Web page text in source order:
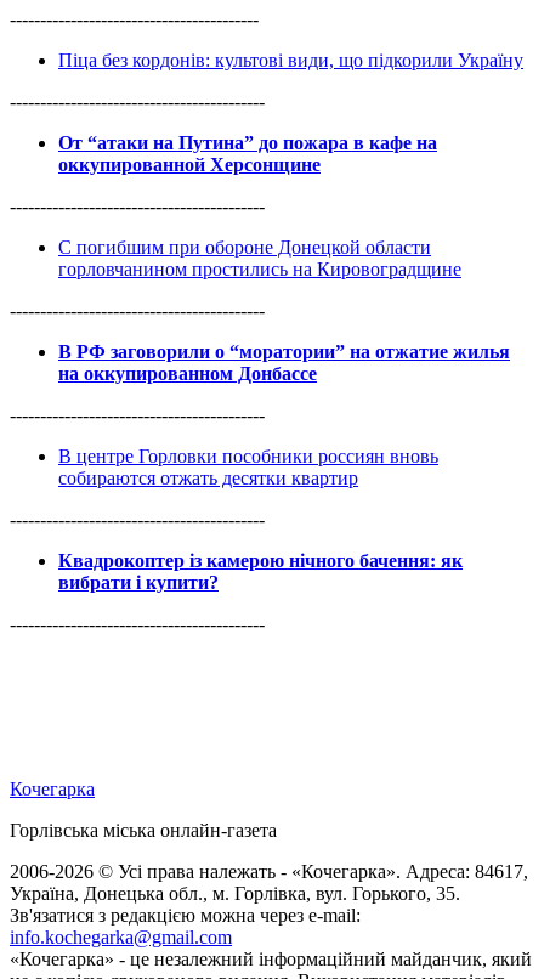
-----------------------------------------
Піца без кордонів: культові види, що підкорили Україну
------------------------------------------
От “атаки на Путина” до пожара в кафе на
оккупированной Херсонщине
------------------------------------------
С погибшим при обороне Донецкой области
горловчанином простились на Кировоградщине
------------------------------------------
В РФ заговорили о “моратории” на отжатие жилья
на оккупированном Донбассе
------------------------------------------
В центре Горловки пособники россиян вновь
собираются отжать десятки квартир
------------------------------------------
Квадрокоптер із камерою нічного бачення: як
вибрати і купити?
------------------------------------------
Кочегарка
Горлівська міська онлайн-газета
2006-2026 © Усі права належать - «Кочегарка». Адреса: 84617,
Україна, Донецька обл., м. Горлівка, вул. Горького, 35.
Зв'язатися з редакцією можна через e-mail:
info.kochegarka@gmail.com
«Кочегарка» - це незалежний інформаційний майданчик, який